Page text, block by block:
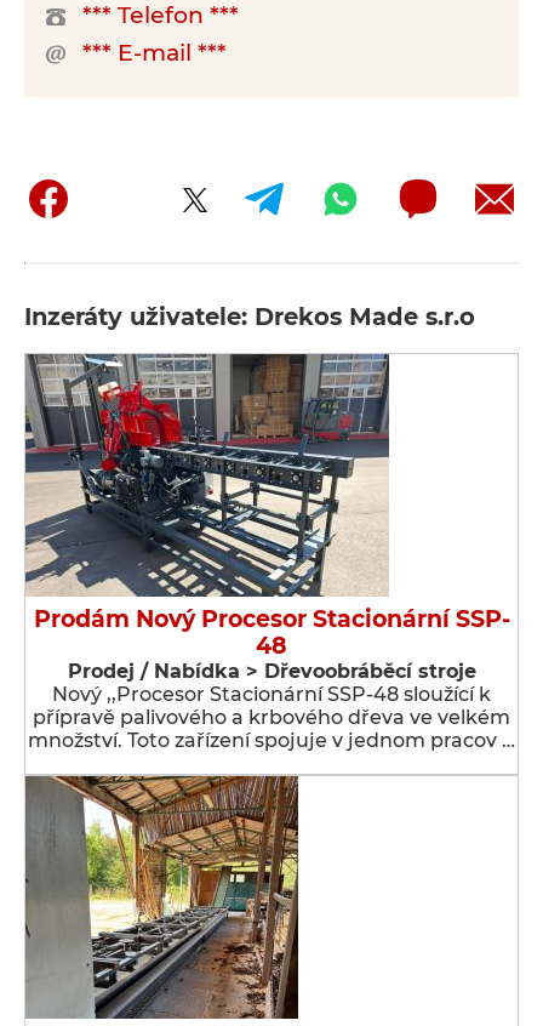
*** Telefon ***
*** E-mail ***
Inzeráty uživatele: Drekos Made s.r.o
Prodám Nový Procesor Stacionární SSP-
48
Prodej / Nabídka > Dřevoobráběcí stroje
Nový ,,Procesor Stacionární SSP-48 sloužící k
přípravě palivového a krbového dřeva ve velkém
množství. Toto zařízení spojuje v jednom pracov …